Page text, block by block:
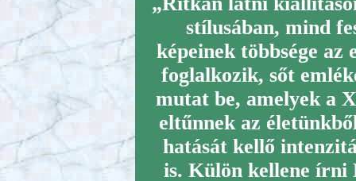
stílusában, mind
képeinek többsége
foglalkozik, sőt
mutat be, amelyek a
eltűnnek az
hatását kellő
is. Külön kellene írni